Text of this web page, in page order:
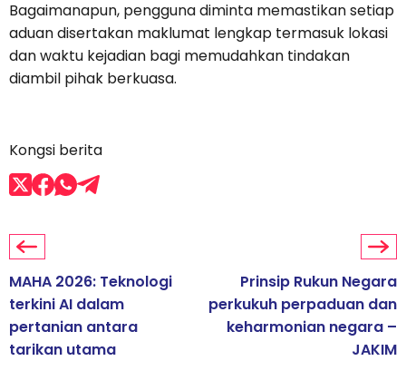
Bagaimanapun, pengguna diminta memastikan setiap
aduan disertakan maklumat lengkap termasuk lokasi
dan waktu kejadian bagi memudahkan tindakan
diambil pihak berkuasa.
Kongsi berita
MAHA 2026: Teknologi
terkini AI dalam
pertanian antara
tarikan utama
Prinsip Rukun Negara
perkukuh perpaduan dan
keharmonian negara –
JAKIM